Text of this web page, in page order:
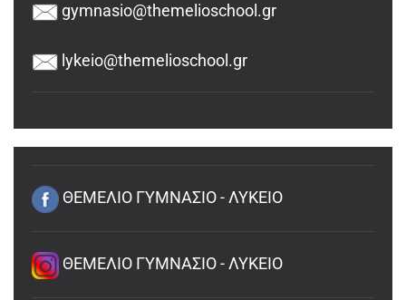
gymnasio@themelioschool.gr
lykeio@themelioschool.gr
ΘΕΜΕΛΙΟ ΓΥΜΝΑΣΙΟ - ΛΥΚΕΙΟ
ΘΕΜΕΛΙΟ ΓΥΜΝΑΣΙΟ - ΛΥΚΕΙΟ